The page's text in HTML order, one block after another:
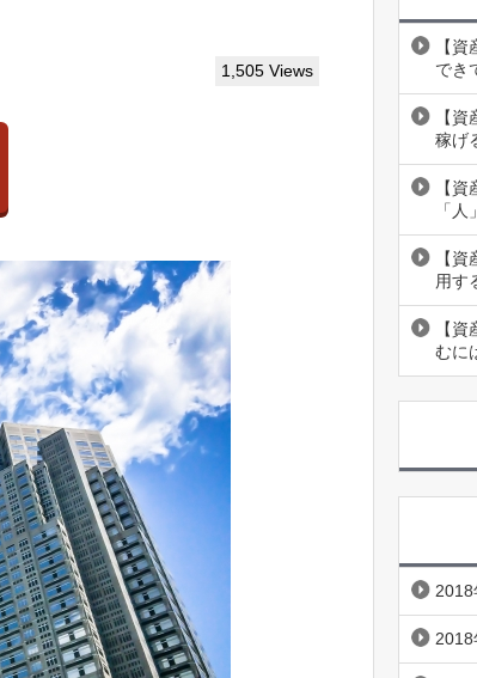
1,505 Views
【
でき
【
稼げ
【
「
【
用す
【
むに
2018
2018